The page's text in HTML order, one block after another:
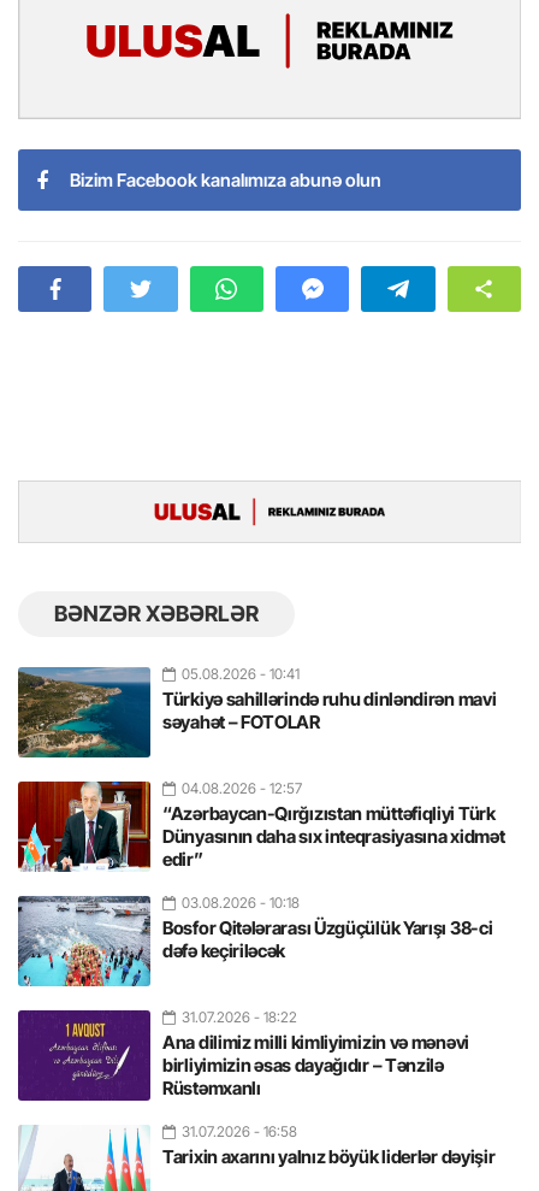
Bizim Facebook kanalımıza abunə olun
BƏNZƏR XƏBƏRLƏR
05.08.2026 - 10:41
Türkiyə sahillərində ruhu dinləndirən mavi
səyahət – FOTOLAR
04.08.2026 - 12:57
“Azərbaycan-Qırğızıstan müttəfiqliyi Türk
Dünyasının daha sıx inteqrasiyasına xidmət
edir”
03.08.2026 - 10:18
Bosfor Qitələrarası Üzgüçülük Yarışı 38-ci
dəfə keçiriləcək
31.07.2026 - 18:22
Ana dilimiz milli kimliyimizin və mənəvi
birliyimizin əsas dayağıdır – Tənzilə
Rüstəmxanlı
31.07.2026 - 16:58
Tarixin axarını yalnız böyük liderlər dəyişir